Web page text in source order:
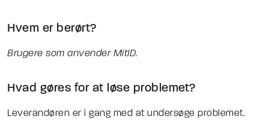
Hvem er berørt?
Brugere som anvender MitID.
Hvad gøres for at løse problemet?
Leverandøren er i gang med at undersøge problemet.